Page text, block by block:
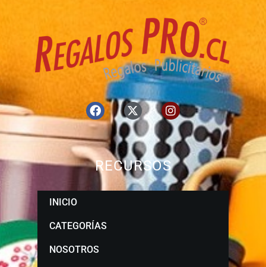
RECURSOS
INICIO
CATEGORÍAS
NOSOTROS